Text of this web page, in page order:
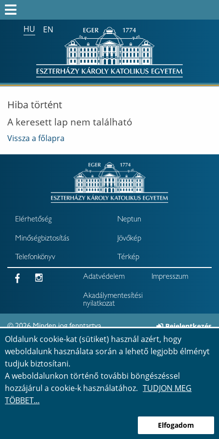
Oldalunk cookie-kat (sütiket) használ azért, hogy
weboldalunk használata során a lehető legjobb élményt
tudjuk biztosítani.
A weboldalunkon történő további böngészéssel
hozzájárul a cookie-k használatához. TUDJON MEG
TÖBBET...
Elfogadom
HU EN
FELVETTEK
ALUMNI
MUNKATÁRSAKNAK
Keresés az egész honlapon:
Hiba történt
A keresett lap nem található
Vissza a főlapra
Elérhetőség Neptun
Minőségbiztosítás Jövőkép
Telefonkönyv Térkép
Adatvédelem Impresszum
Akadálymentesítési
nyilatkozat
©2026 Minden jog fenntartva Bejelentkezés